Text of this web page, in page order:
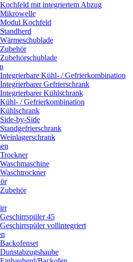
Kochfeld mit integriertem Abzug
Mikrowelle
Modul Kochfeld
Standherd
Wärmeschublade
Zubehör
Zubehörschublade
Integrierbare Kühl- / Gefrierkombination
Integrierbarer Gefrierschrank
Integrierbarer Kühlschrank
Kühl- / Gefrierkombination
Kühlschrank
Side-by-Side
Standgefrierschrank
Weinlagerschrank
Trockner
Waschmaschine
Waschtrockner
Zubehör
Geschirrspüler 45
Geschirrspüler vollintegriert
Backofenset
Dunstabzugshaube